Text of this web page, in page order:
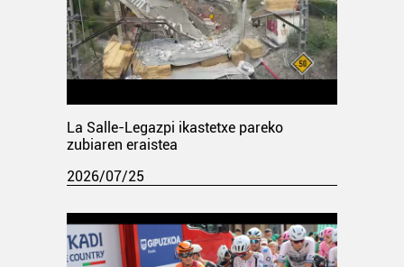
La Salle-Legazpi ikastetxe pareko
zubiaren eraistea
2026/07/25